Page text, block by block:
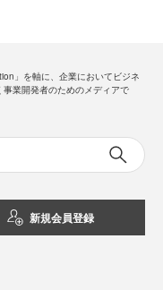
」を軸に、企業においてビジネ
事業開発者のためのメディアで
新規会員登録